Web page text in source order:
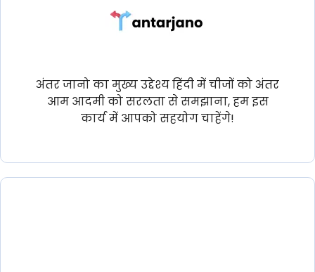
अंतर जानो का मुख्य उद्देश्य हिंदी में चीजों को अंतर
आम आदमी को सरलता से समझाना, हम इस
कार्य में आपको सहयोग चाहेंगे!